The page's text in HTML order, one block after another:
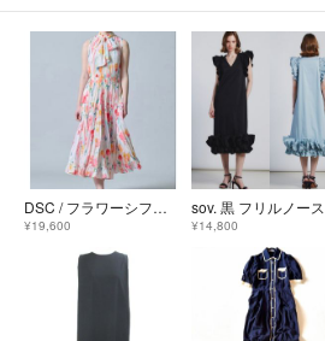
DSC / フラワーシフォンギャザーノースリワンピース ダブルスタンダード ソブ
¥19,600 ¥14,800